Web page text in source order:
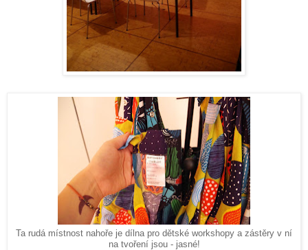
Ta rudá místnost nahoře je dílna pro dětské workshopy a zástěry v ní
na tvoření jsou - jasné!